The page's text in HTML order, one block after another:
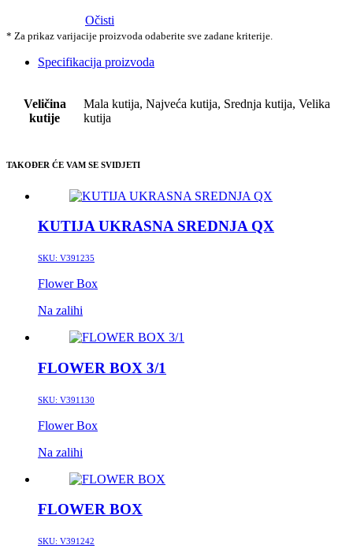
Očisti
* Za prikaz varijacije proizvoda odaberite sve zadane kriterije.
Specifikacija proizvoda
Veličina
kutije
Mala kutija, Najveća kutija, Srednja kutija, Velika
kutija
TAKOĐER ĆE VAM SE SVIDJETI
KUTIJA UKRASNA SREDNJA QX
SKU: V391235
Flower Box
Na zalihi
FLOWER BOX 3/1
SKU: V391130
Flower Box
Na zalihi
FLOWER BOX
SKU: V391242